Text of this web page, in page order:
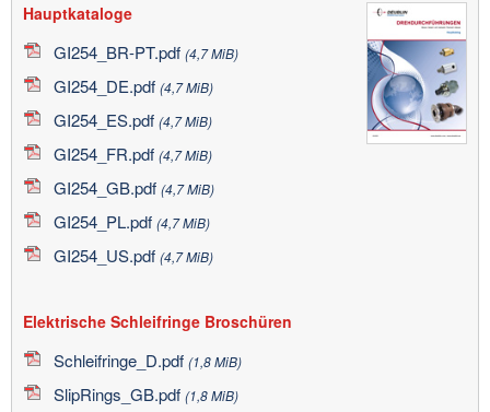
Hauptkataloge
GI254_BR-PT.pdf (4,7 MiB)
GI254_DE.pdf (4,7 MiB)
GI254_ES.pdf (4,7 MiB)
GI254_FR.pdf (4,7 MiB)
GI254_GB.pdf (4,7 MiB)
GI254_PL.pdf (4,7 MiB)
GI254_US.pdf (4,7 MiB)
Elektrische Schleifringe Broschüren
Schleifringe_D.pdf (1,8 MiB)
SlipRings_GB.pdf (1,8 MiB)